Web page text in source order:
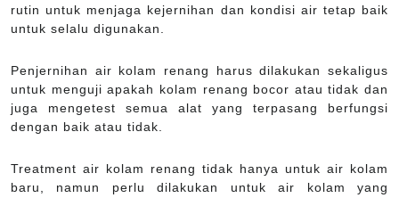
rutin untuk menjaga kejernihan dan kondisi air tetap baik
untuk selalu digunakan.
Penjernihan air kolam renang harus dilakukan sekaligus
untuk menguji apakah kolam renang bocor atau tidak dan
juga mengetest semua alat yang terpasang berfungsi
dengan baik atau tidak.
Treatment air kolam renang tidak hanya untuk air kolam
baru, namun perlu dilakukan untuk air kolam yang